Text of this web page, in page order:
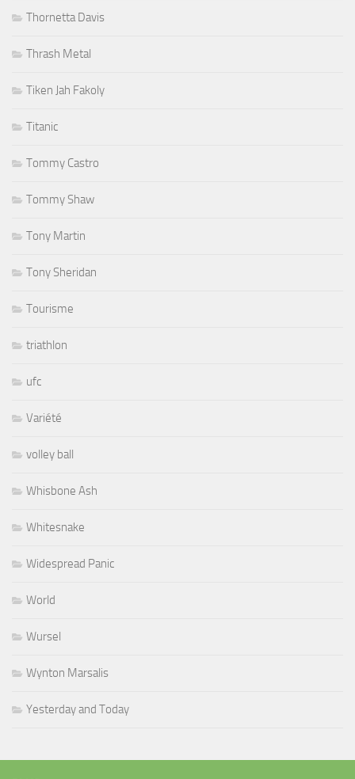
Thornetta Davis
Thrash Metal
Tiken Jah Fakoly
Titanic
Tommy Castro
Tommy Shaw
Tony Martin
Tony Sheridan
Tourisme
triathlon
ufc
Variété
volley ball
Whisbone Ash
Whitesnake
Widespread Panic
World
Wursel
Wynton Marsalis
Yesterday and Today